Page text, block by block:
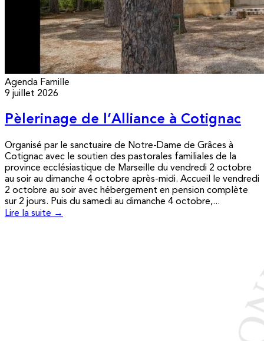
Agenda Famille
9 juillet 2026
Pèlerinage de l’Alliance à Cotignac
Organisé par le sanctuaire de Notre-Dame de Grâces à
Cotignac avec le soutien des pastorales familiales de la
province ecclésiastique de Marseille du vendredi 2 octobre
au soir au dimanche 4 octobre après-midi. Accueil le vendredi
2 octobre au soir avec hébergement en pension complète
sur 2 jours. Puis du samedi au dimanche 4 octobre,...
Lire la suite →